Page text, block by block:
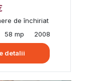
de închiriat
58 mp 2008
detalii